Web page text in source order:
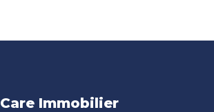
Care Immobilier